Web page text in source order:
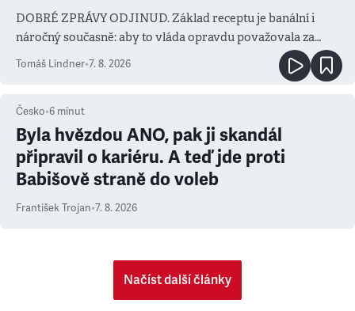
DOBRÉ ZPRÁVY ODJINUD. Základ receptu je banální i
náročný současně: aby to vláda opravdu považovala za
prioritu
Tomáš Lindner•7. 8. 2026
Česko•6 minut
Byla hvězdou ANO, pak ji skandál
připravil o kariéru. A teď jde proti
Babišově straně do voleb
František Trojan•7. 8. 2026
Načíst další články